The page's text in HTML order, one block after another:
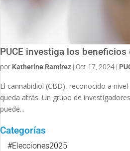
PUCE investiga los
por Katherine Ramírez | Oct 17, 2024 |
El cannabidiol (CBD), reconocido a
queda atrás. Un grupo de
puede...
Categorías
#Elecciones2025